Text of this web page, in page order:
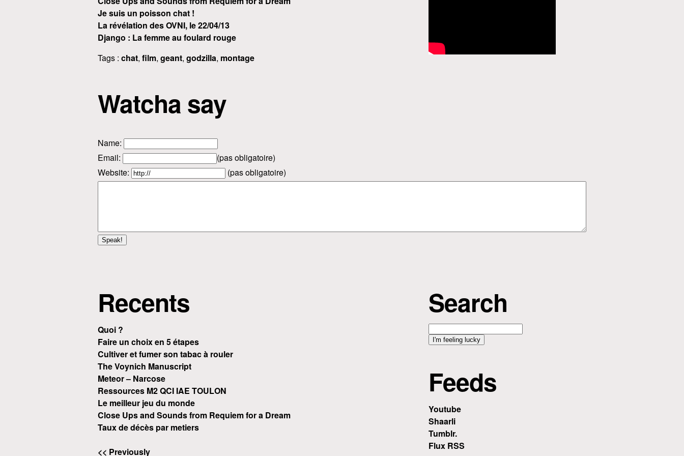
Je suis un poisson chat !
La révélation des OVNI, le 22/04/13
Django : La femme au foulard rouge
Tags : chat, film, geant, godzilla, montage
Watcha say
Name:
Email:
(pas obligatoire)
Website:
(pas obligatoire)
Search
Feeds
Youtube
Shaarli
Tumblr.
Flux RSS
Recents
Quoi ?
Faire un choix en 5 étapes
Cultiver et fumer son tabac à rouler
The Voynich Manuscript
Meteor – Narcose
Ressources M2 QCI IAE TOULON
Le meilleur jeu du monde
Close Ups and Sounds from Requiem for a Dream
Taux de décès par metiers
<< Previously